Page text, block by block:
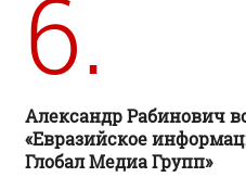
6.
Александр Рабинович
«Евразийское
Глобал Медиа Групп»